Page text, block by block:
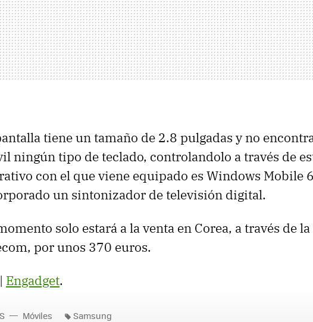
tiene un tamaño de 2.8 pulgadas y no
ningún tipo de teclado, controlandolo a través de
con el que viene equipado es Windows Mobile
un sintonizador de televisión digital.
solo estará a la venta en Corea, a través de
por unos 370 euros.
Engadget.
Móviles Samsung